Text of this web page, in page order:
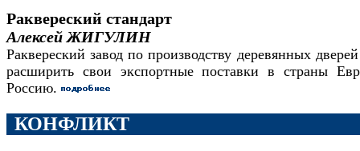
Раквереский стандарт
Алексей ЖИГУЛИН
Раквереский завод по производству деревянных
расширить свои экспортные поставки в страны
Россию.
КОНФЛИКТ